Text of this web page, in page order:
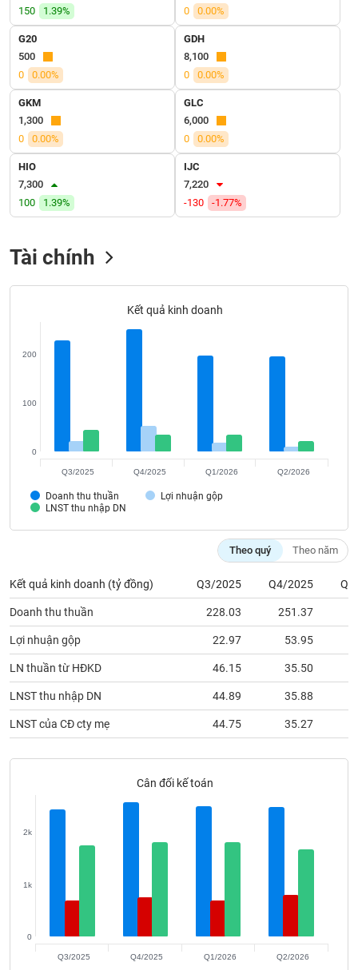
150 1.39% 0 0.00%
G20
500
0
0.00%
GDH
8,100
0
0.00%
GKM
1,300
0
0.00%
GLC
6,000
0
0.00%
HIO
7,300
100
1.39%
IJC
7,220
-130
-1.77%
Tài chính
Kết quả kinh doanh
Doanh thu thuần
Lợi nhuận gộp
LNST thu nhập DN
0
100
200
Q3/2025 Q4/2025 Q1/2026 Q2/2026
Theo quý Theo năm
Kết quả kinh doanh (tỷ đồng) Q3/2025 Q4/2025
Doanh thu thuần 228.03 251.37
Lợi nhuận gộp 22.97 53.95
LN thuần từ HĐKD 46.15 35.50
LNST thu nhập DN 44.89 35.88
LNST của CĐ cty mẹ 44.75 35.27
Cân đối kế toán
0
1k
2k
Q3/2025 Q4/2025 Q1/2026 Q2/2026
VỤ
TRUYỀN
THÔNG
TIỆN
ÍCH
BẤT
SẢN
Mã
Lãnh
Tất cả Người nội bộ Người liên quan Cổ đông lớn
Tin
(-)
Bài
viết
của
giả
(-)
Báo
cáo
phân
tích
Thuật
vụ